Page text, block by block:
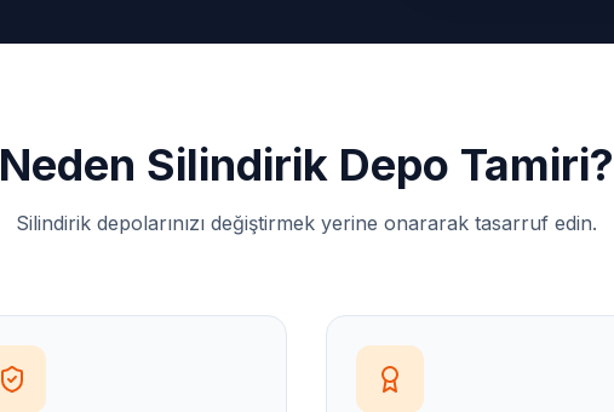
Neden Silindirik Depo Tamiri?
Silindirik depolarınızı değiştirmek yerine onararak tasarruf edin.